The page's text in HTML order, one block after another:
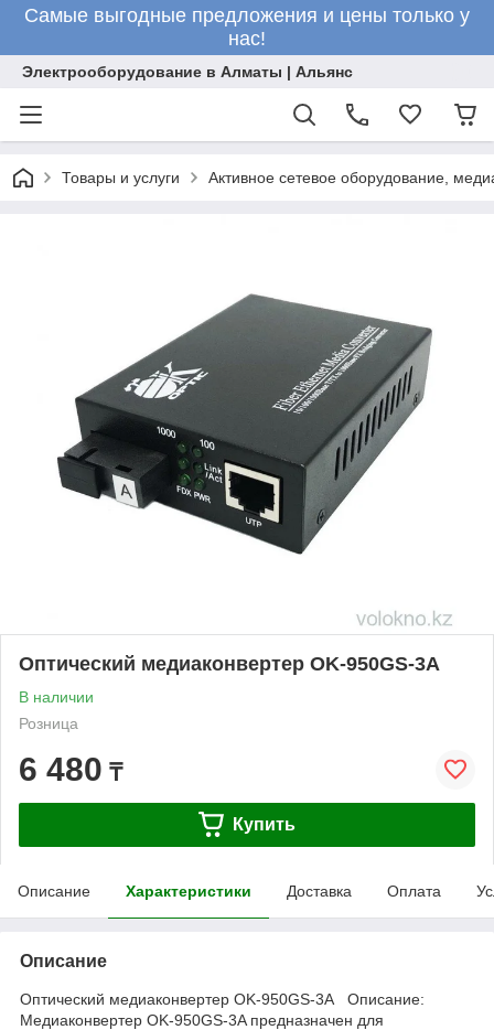
Самые выгодные предложения и цены только у
нас!
Электрооборудование в Алматы | Альянс
Товары и услуги Активное сетевое оборудование,
Оптический медиаконвертер OK-950GS-3A
В наличии
Розница
6 480 ₸
Купить
Описание Характеристики Доставка Оплата
Описание
Оптический медиаконвертер OK-950GS-3A Описание:
Медиаконвертер OK-950GS-3A предназначен для